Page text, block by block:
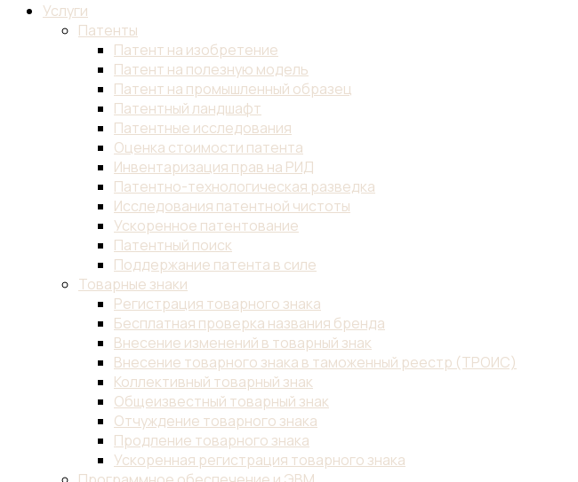
Услуги
Патенты
Патент на изобретение
Патент на полезную модель
Патент на промышленный образец
Патентный ландшафт
Патентные исследования
Оценка стоимости патента
Инвентаризация прав на РИД
Патентно-технологическая разведка
Исследования патентной чистоты
Ускоренное патентование
Патентный поиск
Поддержание патента в силе
Товарные знаки
Регистрация товарного знака
Бесплатная проверка названия бренда
Внесение изменений в товарный знак
Внесение товарного знака в таможенный реестр (ТРОИС)
Коллективный товарный знак
Общеизвестный товарный знак
Отчуждение товарного знака
Продление товарного знака
Ускоренная регистрация товарного знака